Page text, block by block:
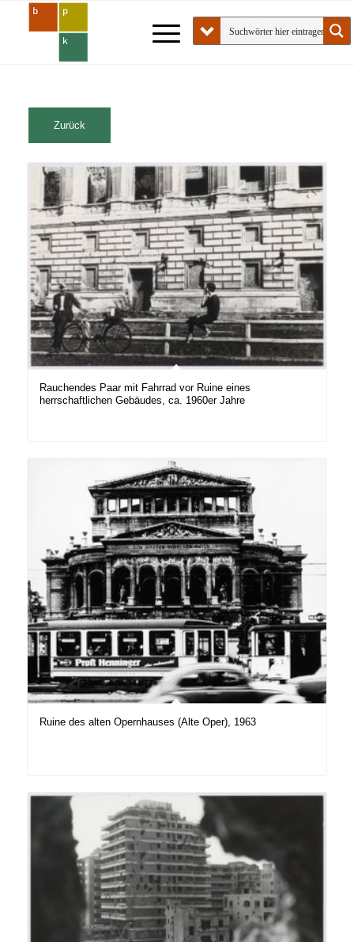
Rauchendes Paar mit Fahrrad vor Ruine eines
herrschaftlichen Gebäudes, ca. 1960er Jahre
Ruine des alten Opernhauses (Alte Oper), 1963